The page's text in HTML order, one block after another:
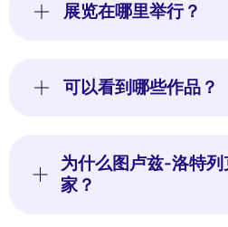
展览在哪里举行？
可以看到哪些作品？
为什么图卢兹-洛特
家？